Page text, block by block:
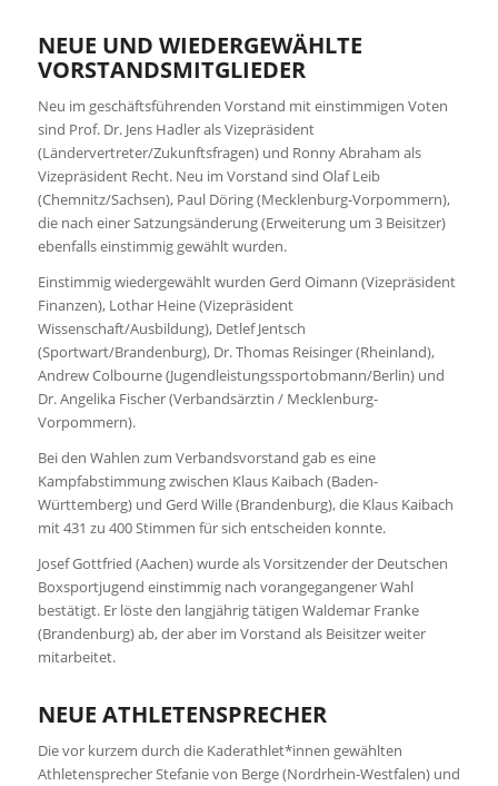
NEUE UND WIEDERGEWÄHLTE
VORSTANDSMITGLIEDER
Neu im geschäftsführenden Vorstand mit einstimmigen Voten
sind Prof. Dr. Jens Hadler als Vizepräsident
(Ländervertreter/Zukunftsfragen) und Ronny Abraham als
Vizepräsident Recht. Neu im Vorstand sind Olaf Leib
(Chemnitz/Sachsen), Paul Döring (Mecklenburg-Vorpommern),
die nach einer Satzungsänderung (Erweiterung um 3 Beisitzer)
ebenfalls einstimmig gewählt wurden.
Einstimmig wiedergewählt wurden Gerd Oimann (Vizepräsident
Finanzen), Lothar Heine (Vizepräsident
Wissenschaft/Ausbildung), Detlef Jentsch
(Sportwart/Brandenburg), Dr. Thomas Reisinger (Rheinland),
Andrew Colbourne (Jugendleistungssportobmann/Berlin) und
Dr. Angelika Fischer (Verbandsärztin / Mecklenburg-
Vorpommern).
Bei den Wahlen zum Verbandsvorstand gab es eine
Kampfabstimmung zwischen Klaus Kaibach (Baden-
Württemberg) und Gerd Wille (Brandenburg), die Klaus Kaibach
mit 431 zu 400 Stimmen für sich entscheiden konnte.
Josef Gottfried (Aachen) wurde als Vorsitzender der Deutschen
Boxsportjugend einstimmig nach vorangegangener Wahl
bestätigt. Er löste den langjährig tätigen Waldemar Franke
(Brandenburg) ab, der aber im Vorstand als Beisitzer weiter
mitarbeitet.
NEUE ATHLETENSPRECHER
Die vor kurzem durch die Kaderathlet*innen gewählten
Athletensprecher Stefanie von Berge (Nordrhein-Westfalen) und